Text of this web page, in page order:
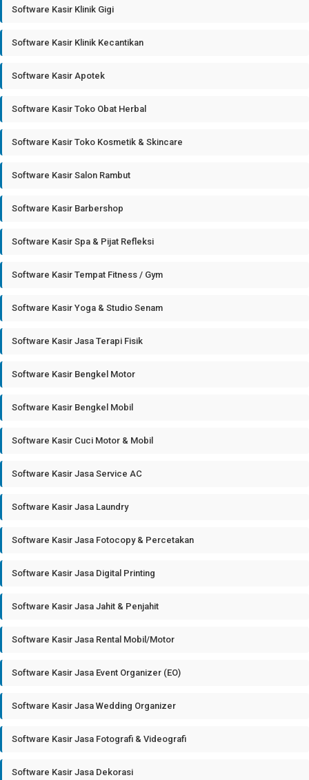
Software Kasir Klinik Gigi
Software Kasir Klinik Kecantikan
Software Kasir Apotek
Software Kasir Toko Obat Herbal
Software Kasir Toko Kosmetik & Skincare
Software Kasir Salon Rambut
Software Kasir Barbershop
Software Kasir Spa & Pijat Refleksi
Software Kasir Tempat Fitness / Gym
Software Kasir Yoga & Studio Senam
Software Kasir Jasa Terapi Fisik
Software Kasir Bengkel Motor
Software Kasir Bengkel Mobil
Software Kasir Cuci Motor & Mobil
Software Kasir Jasa Service AC
Software Kasir Jasa Laundry
Software Kasir Jasa Fotocopy & Percetakan
Software Kasir Jasa Digital Printing
Software Kasir Jasa Jahit & Penjahit
Software Kasir Jasa Rental Mobil/Motor
Software Kasir Jasa Event Organizer (EO)
Software Kasir Jasa Wedding Organizer
Software Kasir Jasa Fotografi & Videografi
Software Kasir Jasa Dekorasi